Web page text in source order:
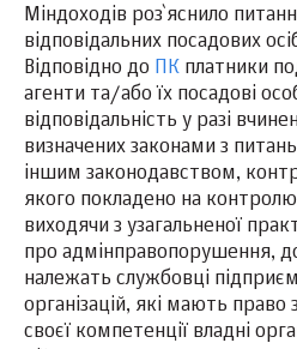
Міндоходів роз`яснило
відповідальних посадових
Відповідно до
ПК платники
агенти та/або їх посадові
відповідальність у разі
визначених законами з
іншим законодавством,
якого покладено на
виходячи з узагальненої
про адмінправопорушення,
належать службовці
організацій, які мають
своєї компетенції владні